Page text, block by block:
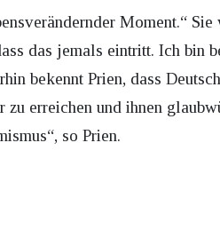
Moment.“ Sie
das jemals eintritt. Ich bin
bekennt Prien, dass
erreichen und ihnen
so Prien.